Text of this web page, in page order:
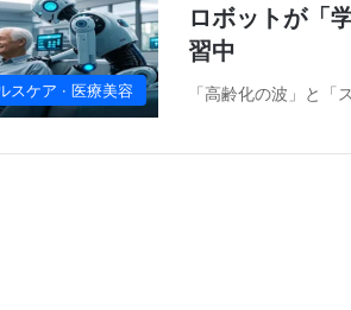
スケア · 医療美容
ロボットが「
習中
「高齢化の波」と「